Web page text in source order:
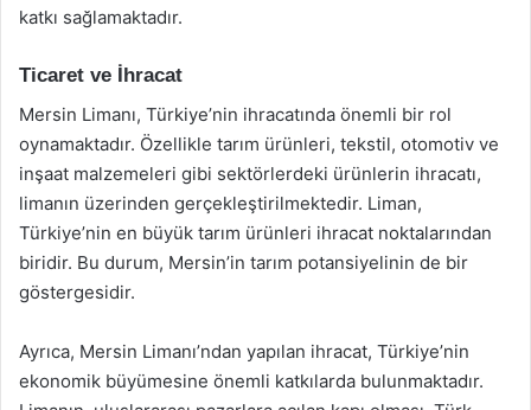
katkı sağlamaktadır.
Ticaret ve İhracat
Mersin Limanı, Türkiye’nin ihracatında önemli bir rol
oynamaktadır. Özellikle tarım ürünleri, tekstil, otomotiv ve
inşaat malzemeleri gibi sektörlerdeki ürünlerin ihracatı,
limanın üzerinden gerçekleştirilmektedir. Liman,
Türkiye’nin en büyük tarım ürünleri ihracat noktalarından
biridir. Bu durum, Mersin’in tarım potansiyelinin de bir
göstergesidir.
Ayrıca, Mersin Limanı’ndan yapılan ihracat, Türkiye’nin
ekonomik büyümesine önemli katkılarda bulunmaktadır.